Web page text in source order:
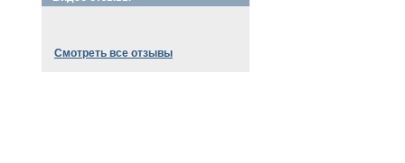
Смотреть все отзывы